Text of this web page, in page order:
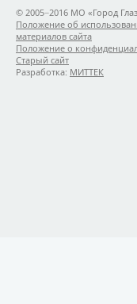
© 2005−2016 МО «Город
Положение об
материалов сайта
Положение о
Старый сайт
Разработка: МИТТЕК